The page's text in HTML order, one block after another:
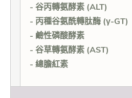
- 谷丙轉氨酵素 (ALT)
- 丙種谷氨酰轉肽酶 (γ-GT)
- 鹼性磷酸酵素
- 谷草轉氨酵素 (AST)
- 總膽紅素